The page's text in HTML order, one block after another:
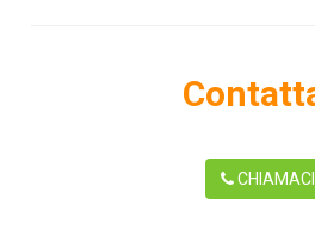
CHIAMACI